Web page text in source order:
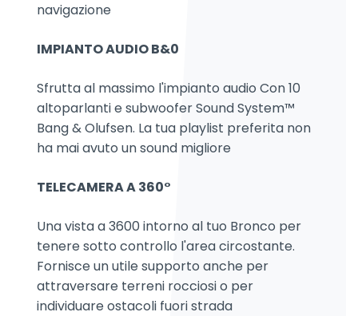
navigazione
IMPIANTO AUDIO B&0
Sfrutta al massimo l'impianto audio Con 10
altoparlanti e subwoofer Sound System™
Bang & Olufsen. La tua playlist preferita non
ha mai avuto un sound migliore
TELECAMERA A 360°
Una vista a 3600 intorno al tuo Bronco per
tenere sotto controllo l'area circostante.
Fornisce un utile supporto anche per
attraversare terreni rocciosi o per
individuare ostacoli fuori strada